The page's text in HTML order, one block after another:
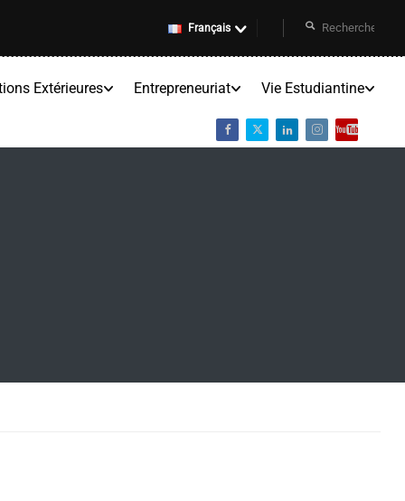
Français
Extérieures Entrepreneuriat Vie Estudiantine